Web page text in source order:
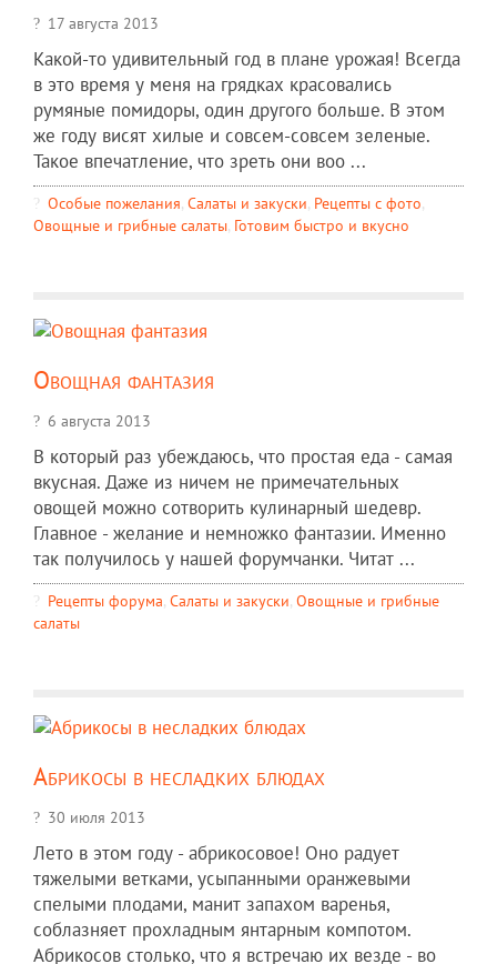
17 августа 2013
Какой-то удивительный год в плане урожая! Всегда
в это время у меня на грядках красовались
румяные помидоры, один другого больше. В этом
же году висят хилые и совсем-совсем зеленые.
Такое впечатление, что зреть они воо ...
Особые пожелания, Салаты и закуски, Рецепты c фото,
Овощные и грибные салаты, Готовим быстро и вкусно
Овощная фантазия
6 августа 2013
В который раз убеждаюсь, что простая еда - самая
вкусная. Даже из ничем не примечательных
овощей можно сотворить кулинарный шедевр.
Главное - желание и немножко фантазии. Именно
так получилось у нашей форумчанки. Читат ...
Рецепты форума, Салаты и закуски, Овощные и грибные
салаты
Абрикосы в несладких блюдах
30 июля 2013
Лето в этом году - абрикосовое! Оно радует
тяжелыми ветками, усыпанными оранжевыми
спелыми плодами, манит запахом варенья,
соблазняет прохладным янтарным компотом.
Абрикосов столько, что я встречаю их везде - во